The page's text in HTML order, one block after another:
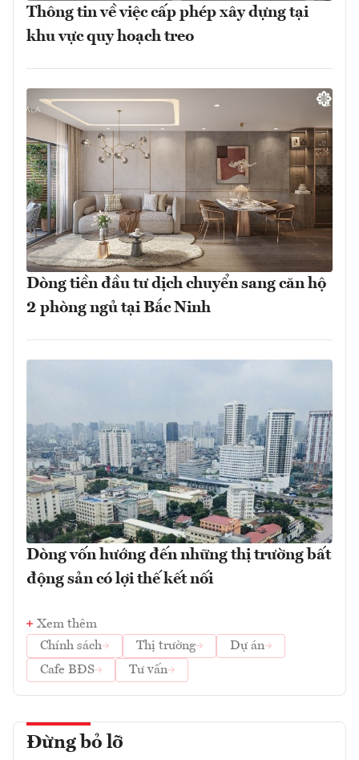
Thông tin về việc cấp phép xây dựng tại
khu vực quy hoạch treo
Dòng tiền đầu tư dịch chuyển sang căn hộ
2 phòng ngủ tại Bắc Ninh
Dòng vốn hướng đến những thị trường bất
động sản có lợi thế kết nối
Xem thêm
Chính sách
Thị trường
Dự án
Cafe BĐS
Tư vấn
Đừng bỏ lỡ